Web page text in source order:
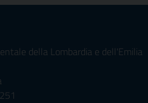
della Lombardia e dell'Emilia